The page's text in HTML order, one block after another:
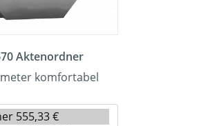
Aktenordner
komfortabel